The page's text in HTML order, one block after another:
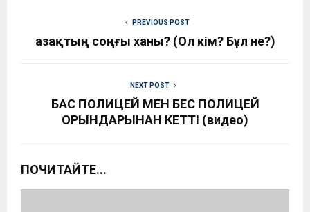
PREVIOUS POST
Қазақтың соңғы ханы? (Ол кім? Бұл не?)
NEXT POST
БАС ПОЛИЦЕЙ МЕН БЕС ПОЛИЦЕЙ
ОРЫНДАРЫНАН КЕТТІ (видео)
ПОЧИТАЙТЕ...